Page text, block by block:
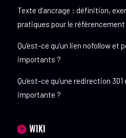
Texte d’ancrage : définition,
pratiques pour le référencement
Qu’est-ce qu’un lien nofollow et
importants ?
Qu’est-ce qu’une redirection
importante ?
WIKI